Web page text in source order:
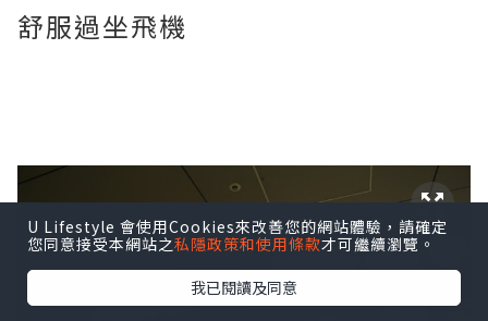
舒服過坐飛機
U Lifestyle 會使用Cookies來改善您的網站體驗，請確定
您同意接受本網站之私隱政策和使用條款才可繼續瀏覽。
我已閱讀及同意